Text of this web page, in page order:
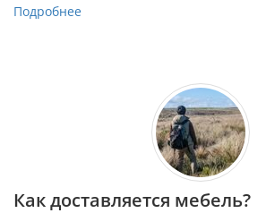
Подробнее
Как доставляется мебель?